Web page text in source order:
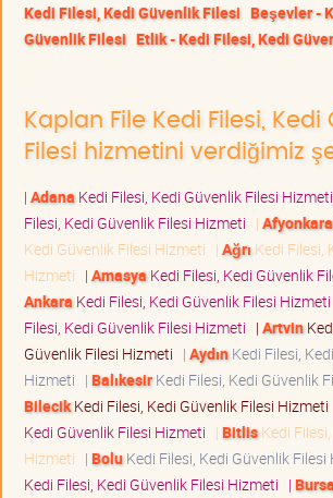
Kedi Filesi, Kedi Güvenlik Filesi Beşevler -
Güvenlik Filesi Etlik - Kedi Filesi, Kedi
Kaplan File Kedi Filesi, Kedi
Filesi hizmetini verdiğimiz
| Adana Kedi Filesi, Kedi Güvenlik Filesi Hizmeti
Filesi, Kedi Güvenlik Filesi Hizmeti |
Kedi Güvenlik Filesi Hizmeti | Ağrı Kedi Filesi,
Hizmeti | Amasya Kedi Filesi, Kedi Güvenlik
Ankara Kedi Filesi, Kedi Güvenlik Filesi Hizmeti
Filesi, Kedi Güvenlik Filesi Hizmeti | Artvin
Güvenlik Filesi Hizmeti | AydınKedi Filesi,
Hizmeti | BalıkesirKedi Filesi, Kedi Güvenlik
BilecikKedi Filesi, Kedi Güvenlik Filesi Hizmeti
Kedi Güvenlik Filesi Hizmeti | BitlisKedi
Hizmeti | BoluKedi Filesi, Kedi Güvenlik Filesi
Kedi Filesi, Kedi Güvenlik Filesi Hizmeti |